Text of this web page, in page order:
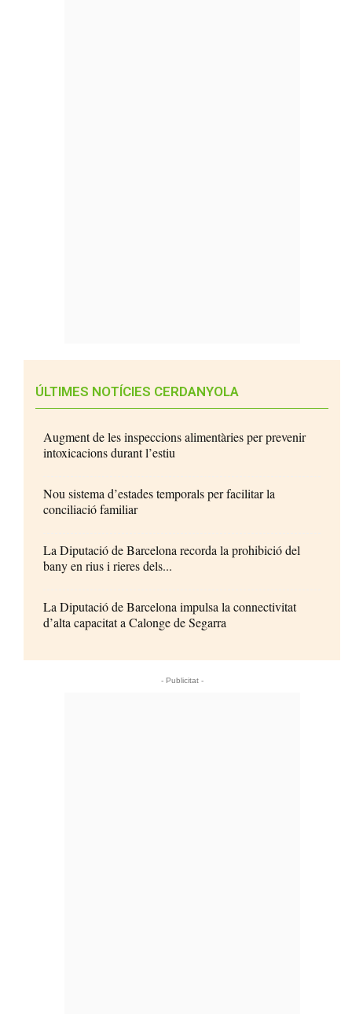
ÚLTIMES NOTÍCIES CERDANYOLA
Augment de les inspeccions alimentàries per prevenir
intoxicacions durant l’estiu
Nou sistema d’estades temporals per facilitar la
conciliació familiar
La Diputació de Barcelona recorda la prohibició del
bany en rius i rieres dels...
La Diputació de Barcelona impulsa la connectivitat
d’alta capacitat a Calonge de Segarra
- Publicitat -